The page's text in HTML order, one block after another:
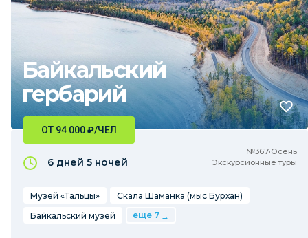
Байкальский
гербарий
№367•Осень
Экскурсионные туры
ОТ 94 000₽/ЧЕЛ
6 дней 5 ночей
Музей «Тальцы»
Скала Шаманка (мыс Бурхан)
Байкальский музей
еще 7